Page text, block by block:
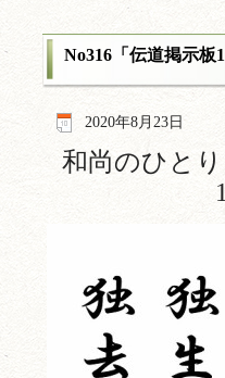
No316「伝道掲示板
2020年8月23日
和尚のひと